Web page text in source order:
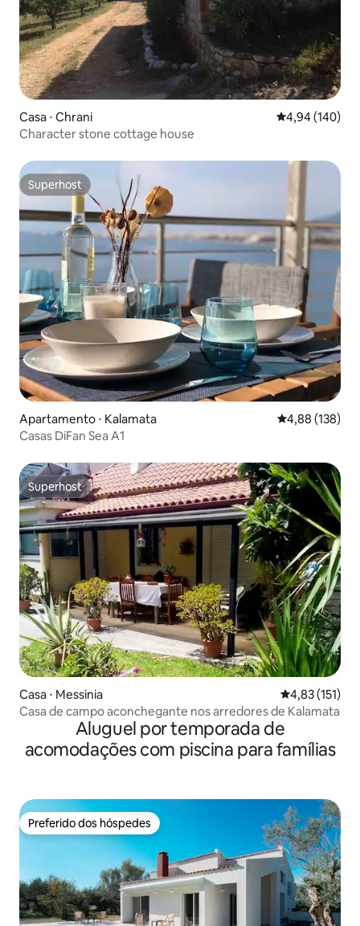
Casa ⋅ Chrani 4,94 de uma
4,94 (140)
Character stone cottage house
Superhost
Superhost
Apartamento ⋅ Kalamata 4,88 de uma
4,88 (138)
Casas DiFan Sea A1
Superhost
Superhost
Casa ⋅ Messinia 4,83 de uma
4,83 (151)
Casa de campo aconchegante nos arredores de Kalamata
Aluguel por temporada de
acomodações com piscina para famílias
Preferido dos hóspedes
Preferido dos hóspedes